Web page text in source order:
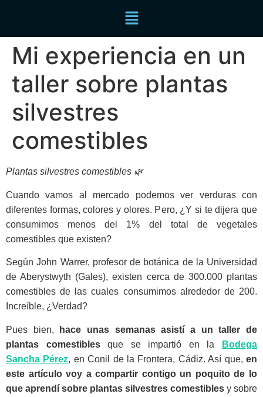
Mi experiencia en un
taller sobre plantas
silvestres
comestibles
Plantas silvestres comestibles 🌿
Cuando vamos al mercado podemos ver verduras con
diferentes formas, colores y olores. Pero, ¿Y si te dijera que
consumimos menos del 1% del total de vegetales
comestibles que existen?
Según John Warrer, profesor de botánica de la Universidad
de Aberystwyth (Gales), existen cerca de 300.000 plantas
comestibles de las cuales consumimos alrededor de 200.
Increíble, ¿Verdad?
Pues bien,
hace unas semanas asistí a un taller de
plantas comestiblesque se impartió en la
Bodega
Sancha Pérez, en Conil de la Frontera, Cádiz. Así que,en
este artículo voy a compartir contigo un poquito de lo
que aprendí sobre plantas silvestres comestibles y sobre